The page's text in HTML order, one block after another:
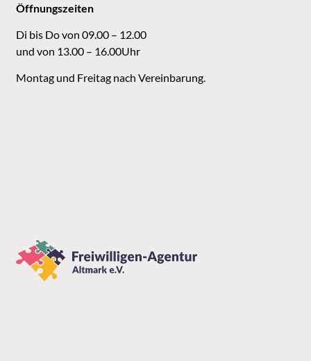
Öffnungszeiten
Di bis Do von 09.00 – 12.00
und von 13.00 – 16.00Uhr
Montag und Freitag nach Vereinbarung.